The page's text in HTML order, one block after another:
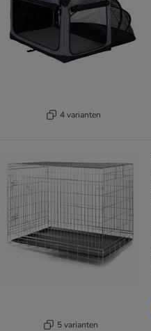
4 varianten
5 varianten